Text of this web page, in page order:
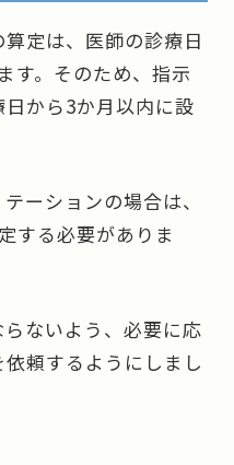
定は、医師の診療日
す。そのため、指示
から3か月以内に設
ーションの場合は、
する必要がありま
ないよう、必要に応
頼するようにしまし